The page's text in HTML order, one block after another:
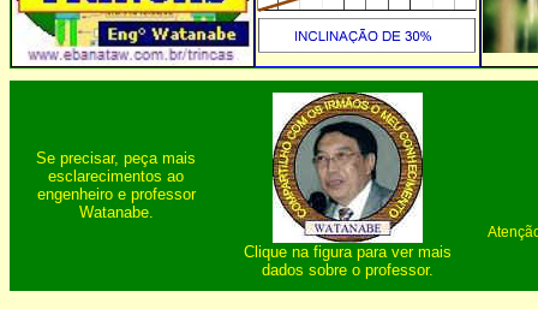
Se precisar, peça mais
esclarecimentos ao
engenheiro e professor
Watanabe.
Clique na figura para ver mais
dados sobre o professor.